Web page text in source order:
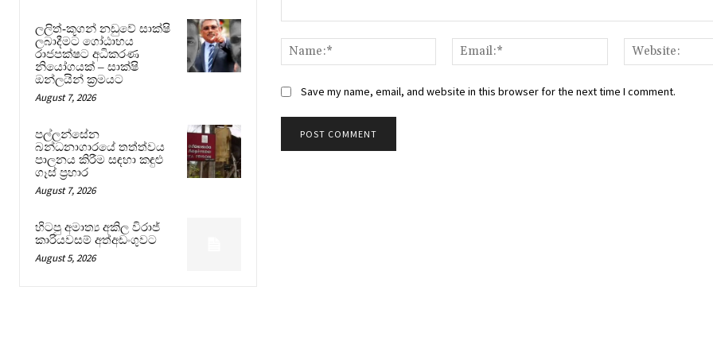
ලලිත්-කූගන් නඩුවේ සාක්ෂි
ලබාදීමට ගෝඨාභය
රාජපක්ෂට අධිකරණ
නියෝගයක් – සාක්ෂි
ඔන්ලයින් ක්‍රමයට
August 7, 2026
පල්ලන්සේන
බන්ධනාගාරයේ තත්ත්වය
පාලනය කිරීම සඳහා කඳුළු
ගෑස් ප්‍රහාර
August 7, 2026
හිටපු අමාත්‍ය අකිල විරාජ්
කාරියවසම් අත්අඩංගුවට
August 5, 2026
Name:*
Email:*
Save my name, email, and website in this browser for the next time I comment.